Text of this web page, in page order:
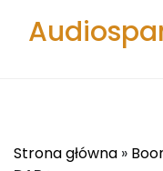
Strona główna »